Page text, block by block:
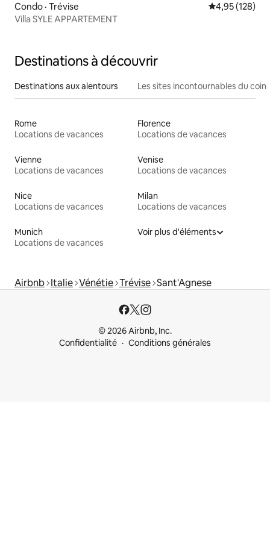
Condo · Trévise Note
4,95 (128)
Villa SYLE APPARTEMENT
Destinations à découvrir
Destinations aux alentours Les sites incontournables du coin
Rome
Locations de vacances
Florence
Locations de vacances
Vienne
Locations de vacances
Venise
Locations de vacances
Nice
Locations de vacances
Milan
Locations de vacances
Munich
Locations de vacances
Voir plus d'éléments
Airbnb Italie Vénétie Trévise Sant'Agnese
© 2026 Airbnb, Inc.
Confidentialité
Conditions générales